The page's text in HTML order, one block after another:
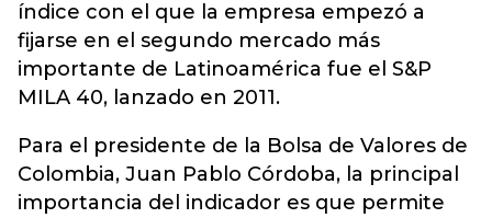
índice con el que la empresa empezó a
fijarse en el segundo mercado más
importante de Latinoamérica fue el S&P
MILA 40, lanzado en 2011.
Para el presidente de la Bolsa de Valores de
Colombia, Juan Pablo Córdoba, la principal
importancia del indicador es que permite